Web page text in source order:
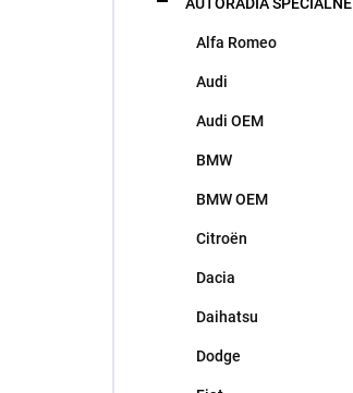
Alfa Romeo
Audi
Audi OEM
BMW
BMW OEM
Citroën
Dacia
Daihatsu
Dodge